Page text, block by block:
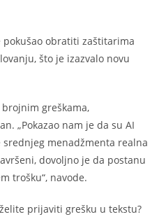
pokušao obratiti zaštitarima
što je izazvalo novu
greškama,
„Pokazao nam je da su AI
menadžmenta realna
dovoljno je da postanu
trošku“, navode.
prijaviti grešku u tekstu?